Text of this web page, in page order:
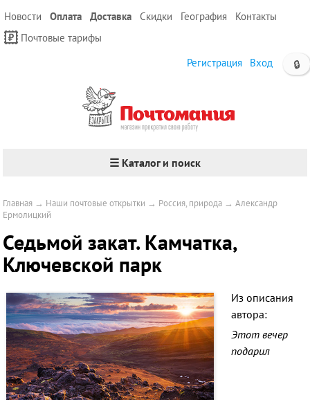
Новости Оплата Доставка Скидки География
Контакты
Почтовые тарифы
🔒
Регистрация Вход
☰ Каталог и поиск
Главная → Наши почтовые открытки → Россия, природа →Александр
Ермолицкий
Седьмой закат. Камчатка,
Ключевской парк
Из описания
автора:
Этот вечер
подарил